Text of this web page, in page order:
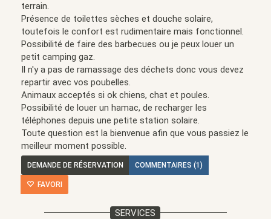
terrain.
Présence de toilettes sèches et douche solaire,
toutefois le confort est rudimentaire mais fonctionnel.
Possibilité de faire des barbecues ou je peux louer un
petit camping gaz.
Il n'y a pas de ramassage des déchets donc vous devez
repartir avec vos poubelles.
Animaux acceptés si ok chiens, chat et poules.
Possibilité de louer un hamac, de recharger les
téléphones depuis une petite station solaire.
Toute question est la bienvenue afin que vous passiez le
meilleur moment possible.
DEMANDE DE RÉSERVATION COMMENTAIRES (1)
FAVORI
SERVICES